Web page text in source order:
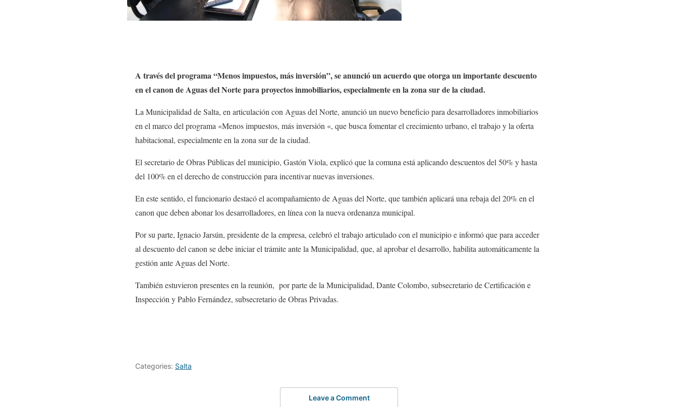
A través del programa “Menos impuestos, más inversión”, se anunció un acuerdo que otorga un importante descuento
en el canon de Aguas del Norte para proyectos inmobiliarios, especialmente en la zona sur de la ciudad.
La Municipalidad de Salta, en articulación con Aguas del Norte, anunció un nuevo beneficio para desarrolladores inmobiliarios
en el marco del programa «Menos impuestos, más inversión «, que busca fomentar el crecimiento urbano, el trabajo y la oferta
habitacional, especialmente en la zona sur de la ciudad.
El secretario de Obras Públicas del municipio, Gastón Viola, explicó que la comuna está aplicando descuentos del 50% y hasta
del 100% en el derecho de construcción para incentivar nuevas inversiones.
En este sentido, el funcionario destacó el acompañamiento de Aguas del Norte, que también aplicará una rebaja del 20% en el
canon que deben abonar los desarrolladores, en línea con la nueva ordenanza municipal.
Por su parte, Ignacio Jarsún, presidente de la empresa, celebró el trabajo articulado con el municipio e informó que para acceder
al descuento del canon se debe iniciar el trámite ante la Municipalidad, que, al aprobar el desarrollo, habilita automáticamente la
gestión ante Aguas del Norte.
También estuvieron presentes en la reunión, por parte de la Municipalidad, Dante Colombo, subsecretario de Certificación e
Inspección y Pablo Fernández, subsecretario de Obras Privadas.
Categories: Salta
Leave a Comment